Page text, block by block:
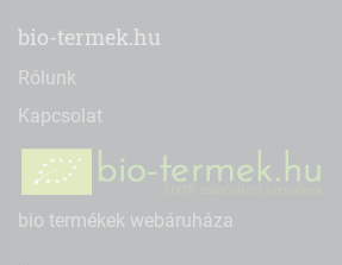
bio-termek.hu
Rólunk
Kapcsolat
bio termékek webáruháza